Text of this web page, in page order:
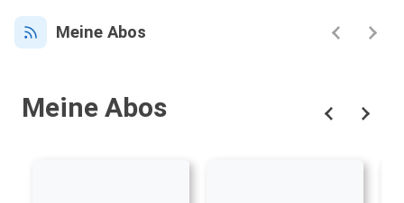
Meine Abos
Meine Abos